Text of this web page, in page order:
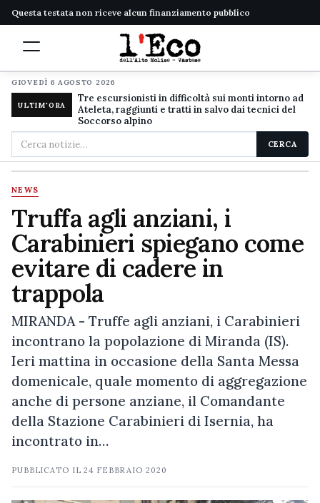
Questa testata non riceve alcun finanziamento pubblico
GIOVEDÌ 6 AGOSTO 2026
ULTIM'ORA
Tre escursionisti in difficoltà sui monti intorno ad
Ateleta, raggiunti e tratti in salvo dai tecnici del
Soccorso alpino
Cerca
nel
sito
CERCA
NEWS
Truffa agli anziani, i
Carabinieri spiegano come
evitare di cadere in
trappola
MIRANDA - Truffe agli anziani, i Carabinieri
incontrano la popolazione di Miranda (IS).
Ieri mattina in occasione della Santa Messa
domenicale, quale momento di aggregazione
anche di persone anziane, il Comandante
della Stazione Carabinieri di Isernia, ha
incontrato in…
PUBBLICATO IL24 FEBBRAIO 2020